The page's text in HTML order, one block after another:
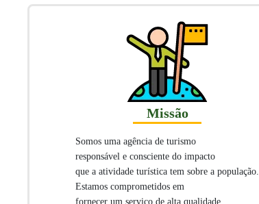
Missão
Somos uma agência de turismo
responsável e consciente do impacto
que a atividade turística tem sobre a população.
Estamos comprometidos em
fornecer um serviço de alta qualidade,